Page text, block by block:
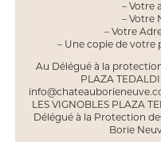
– Votre
– Votre
– Votre
– Une copie de votre
Au Délégué à la
PLAZA
LES VIGNOBLES PLAZA
Délégué à la Protection
Borie